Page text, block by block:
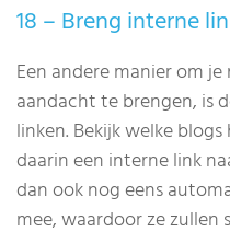
18 – Breng interne
Een andere manier om
aandacht te brengen, is
linken. Bekijk welke
daarin een interne link
dan ook nog eens
mee, waardoor ze zullen